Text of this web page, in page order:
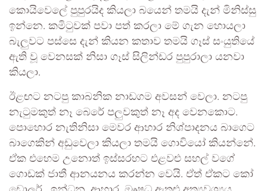
කොයිවෙලේ පුපුරයිද කියලා බයෙන් තමයි දැන් මිනිස්සු
ඉන්නෙ. කමිටුවක් පවා පත් කරලා මේ ගැන හොයලා
බැලුවට පස්සෙ දැන් කියන කතාව තමයි ගෑස් සංයුතියේ
ඇති වූ වෙනසක් නිසා ගෑස් සිලින්ඩර පුපුරාලා යනවා
කියලා.
ඊළඟට නටපු කාබනික නාඩගම අවසන් වෙලා. නටපු
නැටුමකුත් නෑ බෙරේ පලුවකුත් නෑ අද වෙනකොට.
පොහොර නැතිනිසා මෙවර ආහාර නිශ්පාදනය බාගෙට
බාගෙකින් අඩුවෙලා කියලා තමයි ගොවියෝ කියන්නේ.
ඒක එහෙම උනොත් ඉස්සරහට එළවළු සහල් වගේ
ගොඩක් ජාතී ආනයනය කරන්න වෙයි. ඒත් ඒකට කෝ